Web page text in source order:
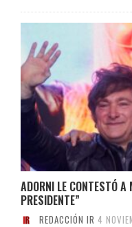
ADORNI LE CONTESTÓ A
PRESIDENTE”
REDACCIÓN IR 4